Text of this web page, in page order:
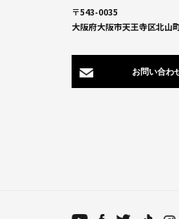
〒543-0035
大阪府大阪市天王寺区北山
お問い合わ